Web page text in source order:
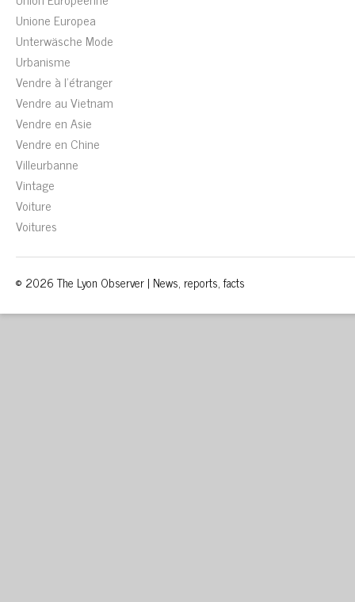
Unione Europea
Unterwäsche Mode
Urbanisme
Vendre à l'étranger
Vendre au Vietnam
Vendre en Asie
Vendre en Chine
Villeurbanne
Vintage
Voiture
Voitures
© 2026 The Lyon Observer | News, reports, facts